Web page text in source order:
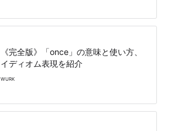
《完全版》「once」の意味と使い方、
イディオム表現を紹介
WURK